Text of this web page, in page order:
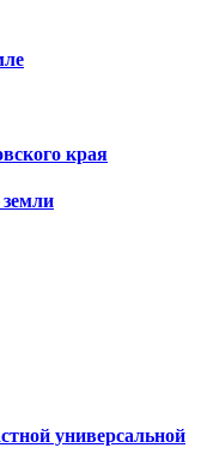
края
универсальной